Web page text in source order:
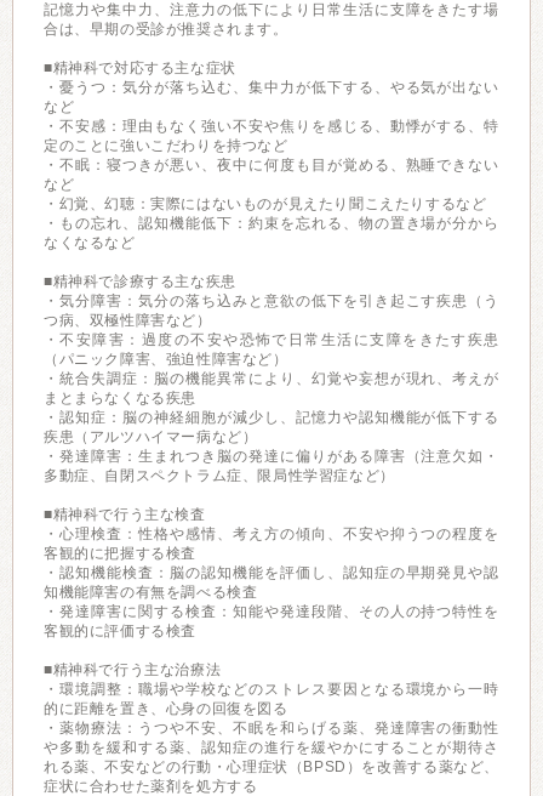
記憶力や集中力、注意力の低下により日常生活に支障をきたす場
合は、早期の受診が推奨されます。
■精神科で対応する主な症状
・憂うつ：気分が落ち込む、集中力が低下する、やる気が出ない
など
・不安感：理由もなく強い不安や焦りを感じる、動悸がする、特
定のことに強いこだわりを持つなど
・不眠：寝つきが悪い、夜中に何度も目が覚める、熟睡できない
など
・幻覚、幻聴：実際にはないものが見えたり聞こえたりするなど
・もの忘れ、認知機能低下：約束を忘れる、物の置き場が分から
なくなるなど
■精神科で診療する主な疾患
・気分障害：気分の落ち込みと意欲の低下を引き起こす疾患（う
つ病、双極性障害など）
・不安障害：過度の不安や恐怖で日常生活に支障をきたす疾患
（パニック障害、強迫性障害など）
・統合失調症：脳の機能異常により、幻覚や妄想が現れ、考えが
まとまらなくなる疾患
・認知症：脳の神経細胞が減少し、記憶力や認知機能が低下する
疾患（アルツハイマー病など）
・発達障害：生まれつき脳の発達に偏りがある障害（注意欠如・
多動症、自閉スペクトラム症、限局性学習症など）
■精神科で行う主な検査
・心理検査：性格や感情、考え方の傾向、不安や抑うつの程度を
客観的に把握する検査
・認知機能検査：脳の認知機能を評価し、認知症の早期発見や認
知機能障害の有無を調べる検査
・発達障害に関する検査：知能や発達段階、その人の持つ特性を
客観的に評価する検査
■精神科で行う主な治療法
・環境調整：職場や学校などのストレス要因となる環境から一時
的に距離を置き、心身の回復を図る
・薬物療法：うつや不安、不眠を和らげる薬、発達障害の衝動性
や多動を緩和する薬、認知症の進行を緩やかにすることが期待さ
れる薬、不安などの行動・心理症状（BPSD）を改善する薬など、
症状に合わせた薬剤を処方する